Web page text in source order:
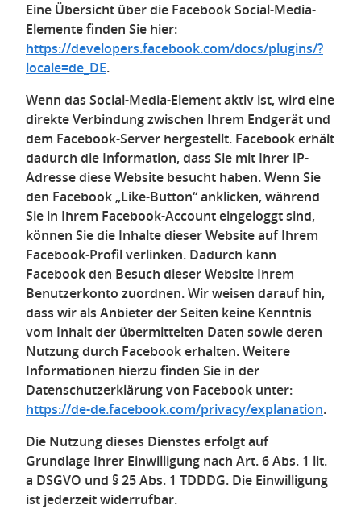
Eine Übersicht über die Facebook Social-Media-
Elemente finden Sie hier:
https://developers.facebook.com/docs/plugins/?
locale=de_DE.
Wenn das Social-Media-Element aktiv ist, wird eine
direkte Verbindung zwischen Ihrem Endgerät und
dem Facebook-Server hergestellt. Facebook erhält
dadurch die Information, dass Sie mit Ihrer IP-
Adresse diese Website besucht haben. Wenn Sie
den Facebook „Like-Button“ anklicken, während
Sie in Ihrem Facebook-Account eingeloggt sind,
können Sie die Inhalte dieser Website auf Ihrem
Facebook-Profil verlinken. Dadurch kann
Facebook den Besuch dieser Website Ihrem
Benutzerkonto zuordnen. Wir weisen darauf hin,
dass wir als Anbieter der Seiten keine Kenntnis
vom Inhalt der übermittelten Daten sowie deren
Nutzung durch Facebook erhalten. Weitere
Informationen hierzu finden Sie in der
Datenschutzerklärung von Facebook unter:
https://de-de.facebook.com/privacy/explanation.
Die Nutzung dieses Dienstes erfolgt auf
Grundlage Ihrer Einwilligung nach Art. 6 Abs. 1 lit.
a DSGVO und § 25 Abs. 1 TDDDG. Die Einwilligung
ist jederzeit widerrufbar.